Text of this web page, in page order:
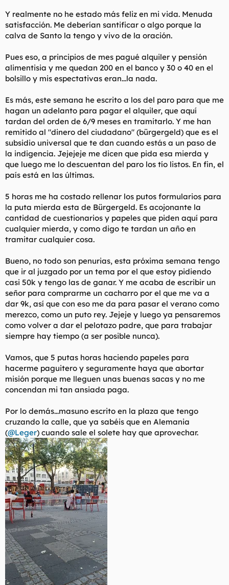
Y realmente no he estado más feliz en mi vida. Menuda
satisfacción. Me deberían santificar o algo porque la
calva de Santo la tengo y vivo de la oración.
Pues eso, a principios de mes pagué alquiler y pensión
alimentisia y me quedan 200 en el banco y 30 o 40 en el
bolsillo y mis espectativas eran...la nada.
Es más, este semana he escrito a los del paro para que me
hagan un adelanto para pagar el alquiler, que aquí
tardan del orden de 6/9 meses en tramitarlo. Y me han
remitido al "dinero del ciudadano" (bürgergeld) que es el
subsidio universal que te dan cuando estás a un paso de
la indigencia. Jejejeje me dicen que pida esa mierda y
que luego me lo descuentan del paro los tío listos. En fin, el
país está en las últimas.
5 horas me ha costado rellenar los putos formularios para
la puta mierda esta de Bürgergeld. Es acojonante la
cantidad de cuestionarios y papeles que piden aquí para
cualquier mierda, y como digo te tardan un año en
tramitar cualquier cosa.
Bueno, no todo son penurias, esta próxima semana tengo
que ir al juzgado por un tema por el que estoy pidiendo
casi 50k y tengo las de ganar. Y me acaba de escribir un
señor para comprarme un cacharro por el que me va a
dar 9k, así que con eso me da para pasar el verano como
merezco, como un puto rey. Jejeje y luego ya pensaremos
como volver a dar el pelotazo padre, que para trabajar
siempre hay tiempo (a ser posible nunca).
Vamos, que 5 putas horas haciendo papeles para
hacerme paguitero y seguramente haya que abortar
misión porque me lleguen unas buenas sacas y no me
concendan mi tan ansiada paga.
Por lo demás...masuno escrito en la plaza que tengo
cruzando la calle, que ya sabéis que en Alemania
(@Leger) cuando sale el solete hay que aprovechar.